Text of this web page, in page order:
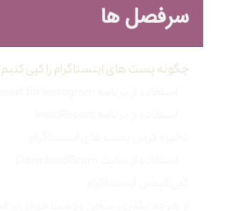
سرفصل ها
چگونه پست های اینستاگرام را کپی